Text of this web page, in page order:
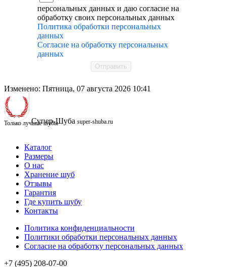
персональных данных и даю согласие на
обработку своих персональных данных
Политика обработки персональных
данных
Согласие на обработку персональных
данных
Отправить
Изменено: Пятница, 07 августа 2026 10:41
Супер-Шуба super-shuba.ru
Только лучшие шубы
Каталог
Размеры
О нас
Хранение шуб
Отзывы
Гарантия
Где купить шубу
Контакты
Политика конфиденциальности
Политики обработки персональных данных
Согласие на обработку персональных данных
+7 (495) 208-07-00